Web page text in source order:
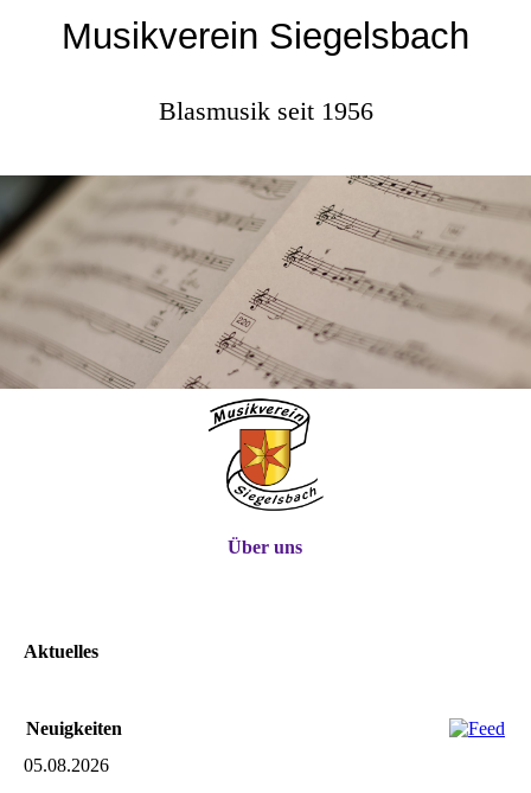
Musikverein Siegelsbach
Blasmusik seit 1956
Über uns
Aktuelles
Neuigkeiten
05.08.2026